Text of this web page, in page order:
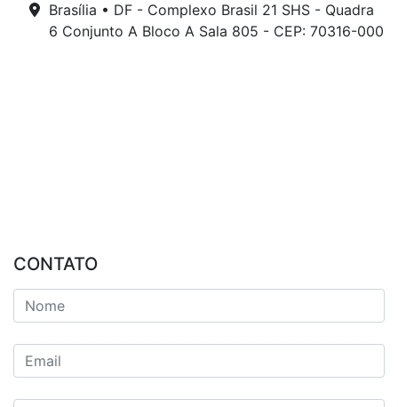
Brasília • DF - Complexo Brasil 21 SHS - Quadra
6 Conjunto A Bloco A Sala 805 - CEP: 70316-000
CONTATO